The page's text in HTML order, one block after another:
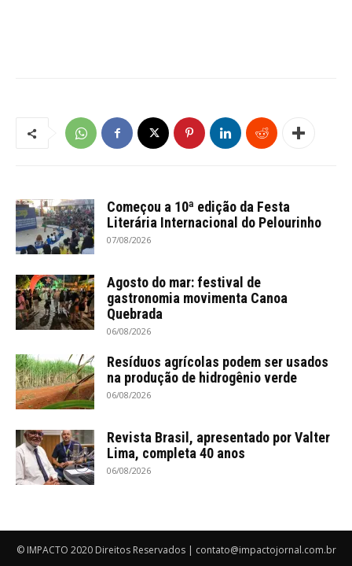
Começou a 10ª edição da Festa
Literária Internacional do Pelourinho
07/08/2026
Agosto do mar: festival de
gastronomia movimenta Canoa
Quebrada
06/08/2026
Resíduos agrícolas podem ser usados
na produção de hidrogênio verde
06/08/2026
Revista Brasil, apresentado por Valter
Lima, completa 40 anos
06/08/2026
© IMPACTO 2020 Direitos Reservados | contato@impactojornal.com.br